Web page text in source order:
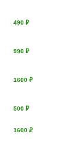
490 ₽
990 ₽
1600 ₽
500 ₽
1600 ₽
Далее